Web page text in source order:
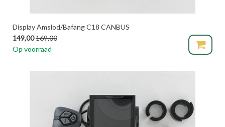
Display Amslod/Bafang C18 CANBUS
149,00169,00
Op voorraad